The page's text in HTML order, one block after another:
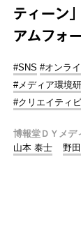
ティーン
アムフォ
#SNS #オンラ
#メディア環境
#クリエイティ
博報堂ＤＹメデ
山本 泰士
野